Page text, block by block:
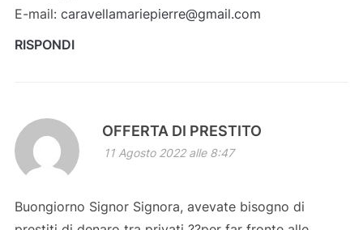
E-mail: caravellamariepierre@gmail.com
RISPONDI
OFFERTA DI PRESTITO
11 Agosto 2022 alle 8:47
Buongiorno Signor Signora, avevate bisogno di